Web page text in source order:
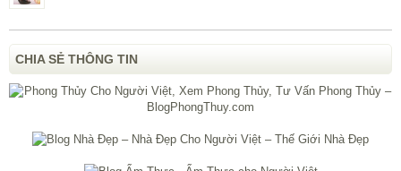
CHIA SẺ THÔNG TIN